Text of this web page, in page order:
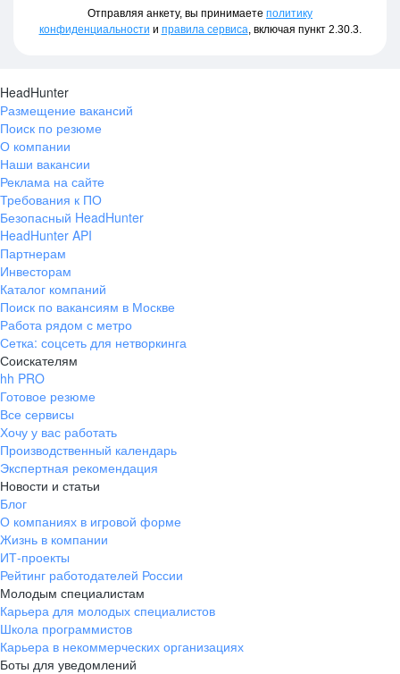
Альметьевск
Анапа
Астрахань
Балаково
Балашиха (Московская область)
Батайск
Белгород
Бердск
Бийск
Благовещенск (Амурская область)
Бронницы (Московская область)
Брянск
Великий Новгород
Видное (Московская область)
Владивосток
Владикавказ
Владимир
Волгоград
Волгодонск
Волжский (Самарская область)
Вологда
Воронеж
Геленджик
Дзержинский (Московская область)
Дзержинский (Московская область)
Дмитров (Московская область)
Долгопрудный (Московская область)
Домодедово (Московская область)
Ваш возраст
Отправляя анкету, вы принимаете политику
конфиденциальности и правила сервиса, включая пункт 2.30.3.
HeadHunter
Размещение вакансий
Поиск по резюме
О компании
Наши вакансии
Реклама на сайте
Требования к ПО
Безопасный HeadHunter
HeadHunter API
Партнерам
Инвесторам
Каталог компаний
Поиск по вакансиям в Москве
Работа рядом с метро
Сетка: соцсеть для нетворкинга
Соискателям
hh PRO
Готовое резюме
Все сервисы
Хочу у вас работать
Производственный календарь
Экспертная рекомендация
Новости и статьи
Блог
О компаниях в игровой форме
Жизнь в компании
ИТ-проекты
Рейтинг работодателей России
Молодым специалистам
Карьера для молодых специалистов
Школа программистов
Карьера в некоммерческих организациях
Боты для уведомлений